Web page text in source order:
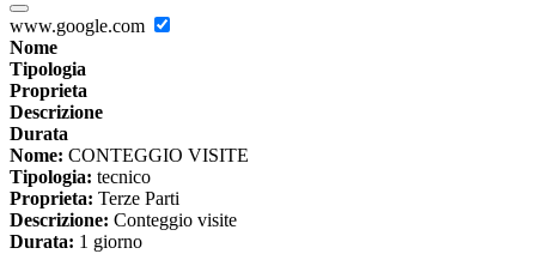
www.google.com
Nome
Tipologia
Proprieta
Descrizione
Durata
Nome: CONTEGGIO VISITE
Tipologia: tecnico
Proprieta: Terze Parti
Descrizione: Conteggio visite
Durata: 1 giorno